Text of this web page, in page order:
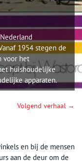
1954 stegen de
voor het
huishoudelijke
apparaten.
Volgend verhaal →
en bij de mensen
aan de deur om de